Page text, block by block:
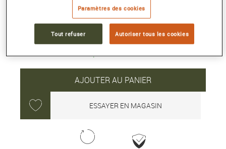
199 €
Expédié sous 24H
AJOUTER AU PANIER
ESSAYER EN MAGASIN
Paramètres des cookies
Tout refuser Autoriser tous les cookies